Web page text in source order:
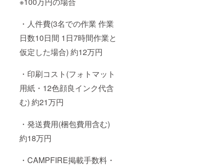
・人件費(3名での作業 作業
日数10日間 1日7時間作業と
仮定した場合) 約12万円
・印刷コスト(フォトマット
用紙・12色顔良インク代含
む) 約21万円
・発送費用(梱包費用含む)
約18万円
・CAMPFIRE掲載手数料・